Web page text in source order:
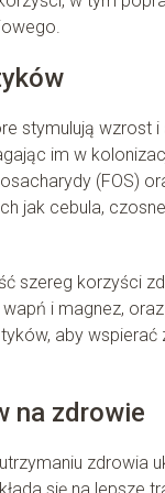
stymulują wzrost
im w
(FOS)
jak cebula,
szereg korzyści
i magnez,
aby
na zdrowie
zdrowia
się na lepsze